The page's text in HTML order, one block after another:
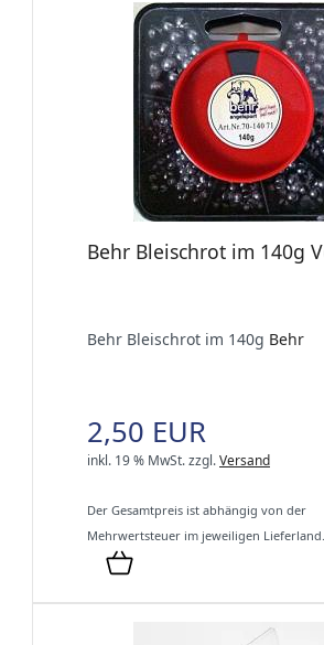
Behr Bleischrot im 140g
Behr Bleischrot im 140g Behr
2,50 EUR
inkl. 19 % MwSt.zzgl.Versand
Der Gesamtpreis ist abhängig von der
Mehrwertsteuer im jeweiligen Lieferland.